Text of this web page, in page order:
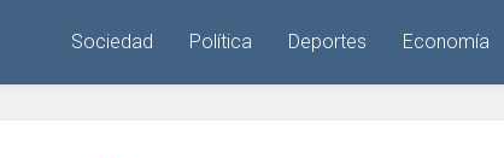
Sociedad Política Deportes Economía